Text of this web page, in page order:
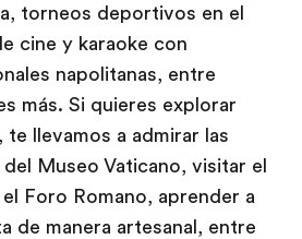
torneos deportivos en el
cine y karaoke con
napolitanas, entre
más. Si quieres explorar
te llevamos a admirar las
Museo Vaticano, visitar el
Foro Romano, aprender a
de manera artesanal, entre